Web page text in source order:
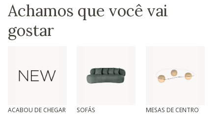
Achamos que você vai
gostar
ACABOU DE CHEGAR SOFÁS MESAS DE CENTRO